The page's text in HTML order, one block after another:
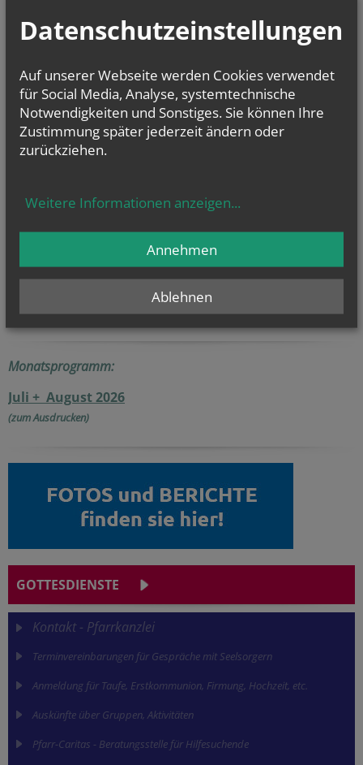
Wovor habe ich mich bisher am meisten gefürchtet?
Wovor habe ich derzeit Angst?
Vertraue ich in meiner Furcht und Angst auf Gottes Stärke?
1 2 3 4
Monatsprogramm:
Juli + August 2026
(zum Ausdrucken)
GOTTESDIENSTE
Kontakt - Pfarrkanzlei
Terminvereinbarungen für Gespräche mit Seelsorgern
Anmeldung für Taufe, Erstkommunion, Firmung, Hochzeit, etc.
Auskünfte über Gruppen, Aktivitäten
Pfarr-Caritas - Beratungsstelle für Hilfesuchende
Datenschutzeinstellungen
Auf unserer Webseite werden Cookies verwendet
für Social Media, Analyse, systemtechnische
Notwendigkeiten und Sonstiges. Sie können Ihre
Zustimmung später jederzeit ändern oder
zurückziehen.
Weitere Informationen anzeigen...
Ablehnen
Annehmen